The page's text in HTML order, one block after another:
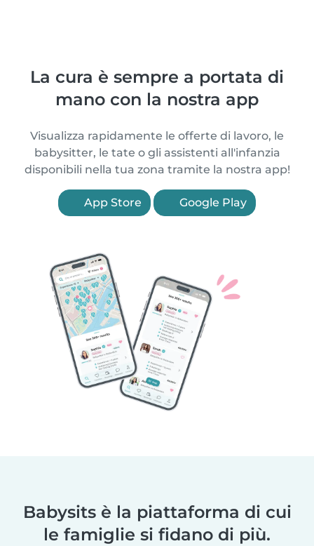
La cura è sempre a portata di
mano con la nostra app
Visualizza rapidamente le offerte di lavoro, le
babysitter, le tate o gli assistenti all'infanzia
disponibili nella tua zona tramite la nostra app!
App Store Google Play
Babysits è la piattaforma di cui
le famiglie si fidano di più.